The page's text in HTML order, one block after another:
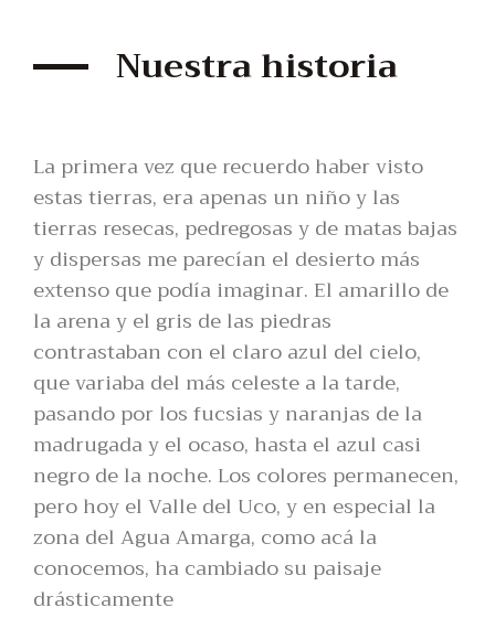
Nuestra historia
La primera vez que recuerdo haber visto
estas tierras, era apenas un niño y las
tierras resecas, pedregosas y de matas bajas
y dispersas me parecían el desierto más
extenso que podía imaginar. El amarillo de
la arena y el gris de las piedras
contrastaban con el claro azul del cielo,
que variaba del más celeste a la tarde,
pasando por los fucsias y naranjas de la
madrugada y el ocaso, hasta el azul casi
negro de la noche. Los colores permanecen,
pero hoy el Valle del Uco, y en especial la
zona del Agua Amarga, como acá la
conocemos, ha cambiado su paisaje
drásticamente